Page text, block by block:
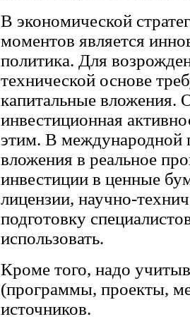
В экономической
моментов является
политика. Для
технической основе
капитальные вложения.
инвестиционная
этим. В международной
вложения в реальное
инвестиции в ценные
лицензии, научно-
подготовку
использовать.
Кроме того, надо
(программы, проекты,
источников.